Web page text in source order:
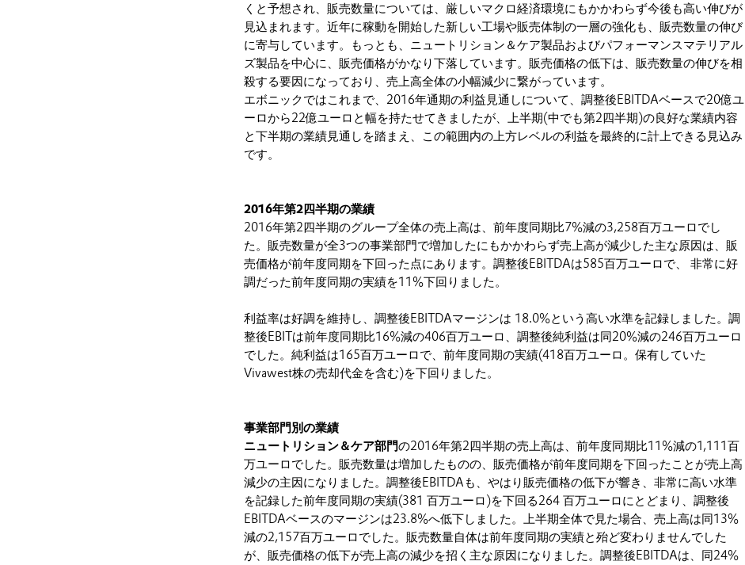
くと予想され、販売数量については、厳しいマクロ経済環境にもかかわらず今後も高い伸びが
見込まれます。近年に稼動を開始した新しい工場や販売体制の一層の強化も、販売数量の伸び
に寄与しています。もっとも、ニュートリション＆ケア製品およびパフォーマンスマテリアル
ズ製品を中心に、販売価格がかなり下落しています。販売価格の低下は、販売数量の伸びを相
殺する要因になっており、売上高全体の小幅減少に繋がっています。
エボニックではこれまで、2016年通期の利益見通しについて、調整後EBITDAベースで20億ユ
ーロから22億ユーロと幅を持たせてきましたが、上半期(中でも第2四半期)の良好な業績内容
と下半期の業績見通しを踏まえ、この範囲内の上方レベルの利益を最終的に計上できる見込み
です。
2016年第2四半期の業績
2016年第2四半期のグループ全体の売上高は、前年度同期比7%減の3,258百万ユーロでし
た。販売数量が全3つの事業部門で増加したにもかかわらず売上高が減少した主な原因は、販
売価格が前年度同期を下回った点にあります。調整後EBITDAは585百万ユーロで、 非常に好
調だった前年度同期の実績を11%下回りました。
利益率は好調を維持し、調整後EBITDAマージンは 18.0%という高い水準を記録しました。調
整後EBITは前年度同期比16%減の406百万ユーロ、調整後純利益は同20%減の246百万ユーロ
でした。純利益は165百万ユーロで、前年度同期の実績(418百万ユーロ。保有していた
Vivawest株の売却代金を含む)を下回りました。
事業部門別の業績
ニュートリション＆ケア部門の2016年第2四半期の売上高は、前年度同期比11%減の1,111百
万ユーロでした。販売数量は増加したものの、販売価格が前年度同期を下回ったことが売上高
減少の主因になりました。調整後EBITDAも、やはり販売価格の低下が響き、非常に高い水準
を記録した前年度同期の実績(381 百万ユーロ)を下回る264 百万ユーロにとどまり、調整後
EBITDAベースのマージンは23.8%へ低下しました。上半期全体で見た場合、売上高は同13%
減の2,157百万ユーロでした。販売数量自体は前年度同期の実績と殆ど変わりませんでした
が、販売価格の低下が売上高の減少を招く主な原因になりました。調整後EBITDAは、同24%